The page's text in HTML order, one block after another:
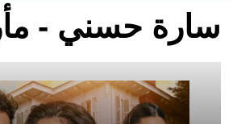
سارة حسني -